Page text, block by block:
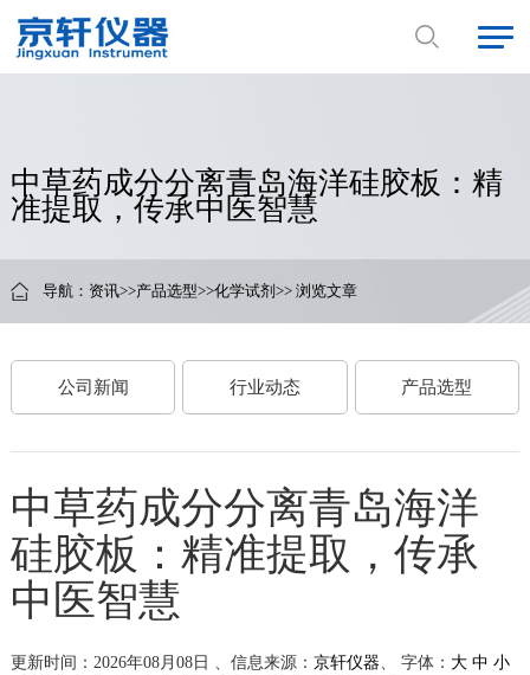
中草药成分分离青岛海洋硅胶板：精
准提取，传承中医智慧
导航： 资讯>>产品选型>>化学试剂>> 浏览文章
公司新闻 行业动态 产品选型
中草药成分分离青岛海洋
硅胶板：精准提取，传承
中医智慧
更新时间：2026年08月08日 、信息来源： 京轩仪器、 字体： 大 中 小